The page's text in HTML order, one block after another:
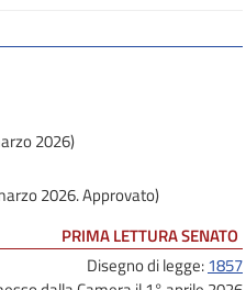
2026)
2026. Approvato)
PRIMA LETTURA SENATO
Disegno di legge:1857